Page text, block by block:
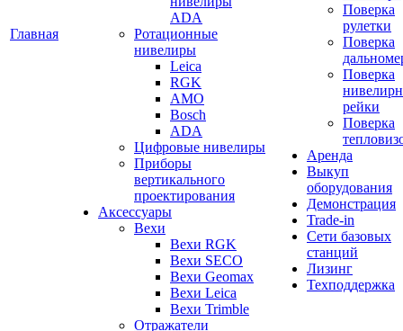
Главная
ADA
Ротационные
нивелиры
Leica
RGK
AMO
Bosch
ADA
Цифровые нивелиры
Приборы
вертикального
проектирования
Аксессуары
Вехи
Вехи RGK
Вехи SECO
Вехи Geomax
Вехи Leica
Вехи Trimble
Отражатели
Поверка
рулетки
Поверка
Поверка
рейки
Поверка
Аренда
Выкуп
оборудования
Демонстрация
Trade-in
Сети базовых
станций
Лизинг
Техподдержка